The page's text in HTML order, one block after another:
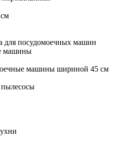
для посудомоечных машин
машины
машины шириной 45 см